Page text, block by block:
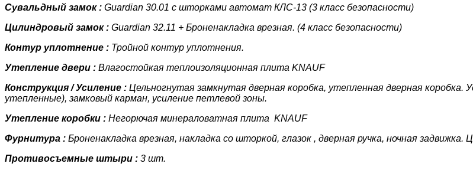
Сувальдный замок : Guardian 30.01 с шторками автомат КЛС-13 (3 класс безопасности)
Цилиндровый замок : Guardian 32.11 + Броненакладка врезная. (4 класс безопасности)
Контур уплотнение : Тройной контур уплотнения.
Утепление двери : Влагостойкая теплоизоляционная плита KNAUF
Конструкция / Усиление : Цельногнутая замкнутая дверная коробка, утепленная дверная коробка. У
утепленные), замковый карман, усиление петлевой зоны.
Утепление коробки : Негорючая минераловатная плита KNAUF
Фурнитура : Броненакладка врезная, накладка со шторкой, глазок , дверная ручка, ночная
Противосъемные штыри : 3 шт.